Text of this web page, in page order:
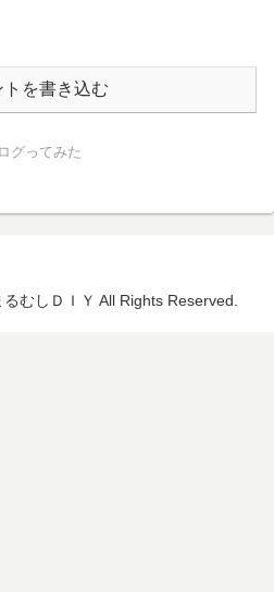
トを書き込む
グってみた
むしＤＩＹ All Rights Reserved.